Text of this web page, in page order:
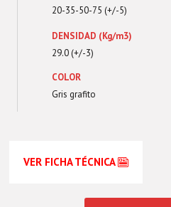
20-35-50-75 (+/-5)
DENSIDAD (Kg/m3)
29.0 (+/-3)
COLOR
Gris grafito
VER FICHA TÉCNICA